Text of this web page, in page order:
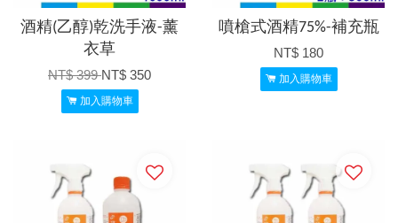
酒精(乙醇)乾洗手液-薰
衣草
NT$ 399NT$ 350
加入購物車
噴槍式酒精75%-補充瓶
NT$ 180
加入購物車